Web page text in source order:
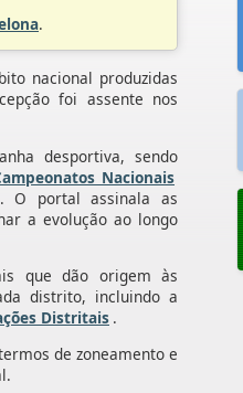
.
nacional produzidas
foi assente nos
desportiva, sendo
Nacionais
O portal assinala as
a evolução ao longo
que dão origem às
distrito, incluindo a
Distritais .
de zoneamento e